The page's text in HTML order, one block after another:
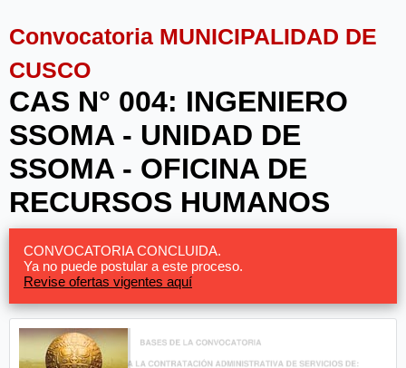
Convocatoria MUNICIPALIDAD DE
CUSCO
CAS N° 004: INGENIERO
SSOMA - UNIDAD DE
SSOMA - OFICINA DE
RECURSOS HUMANOS
CONVOCATORIA CONCLUIDA.
Ya no puede postular a este proceso.
Revise ofertas vigentes aquí